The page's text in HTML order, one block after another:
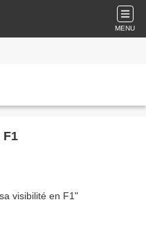
MENU